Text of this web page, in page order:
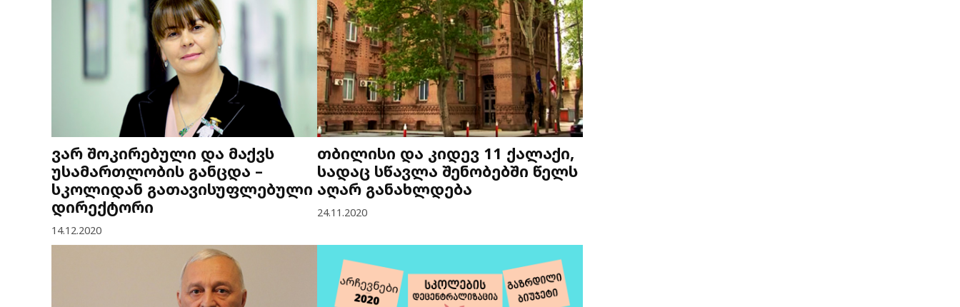
ვარ შოკირებული და მაქვს
უსამართლობის განცდა –
სკოლიდან გათავისუფლებული
დირექტორი
14.12.2020
თბილისი და კიდევ 11 ქალაქი,
სადაც სწავლა შენობებში წელს
აღარ განახლდება
24.11.2020